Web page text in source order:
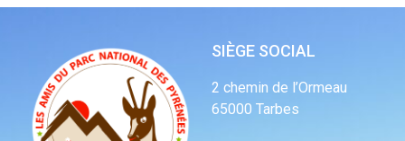
SIÈGE SOCIAL
2 chemin de l’Ormeau
65000 Tarbes